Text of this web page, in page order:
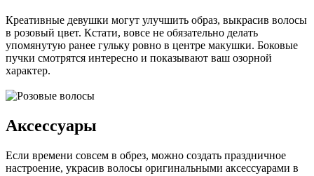
Креативные девушки могут улучшить образ, выкрасив волосы
в розовый цвет. Кстати, вовсе не обязательно делать
упомянутую ранее гульку ровно в центре макушки. Боковые
пучки смотрятся интересно и показывают ваш озорной
характер.
Аксессуары
Если времени совсем в обрез, можно создать праздничное
настроение, украсив волосы оригинальными аксессуарами в